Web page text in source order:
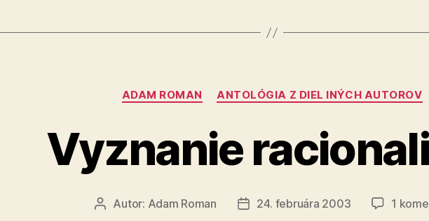
Kategórie
ADAM ROMAN ANTOLÓGIA Z DIEL INÝCH AUTOROV
Vyznanie
AutorAutor: Adam Roman
Dátum
24. februára 2003 1